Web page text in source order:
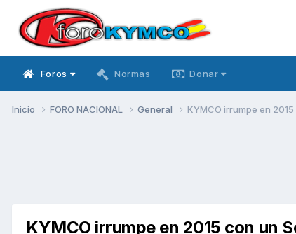
Foros Normas Donar
Inicio FORO NACIONAL General KYMCO irrumpe en
KYMCO irrumpe en 2015 con un